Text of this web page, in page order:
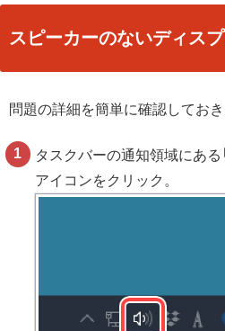
スピーカーのないディス
問題の詳細を簡単に確認しておき
タスクバーの通知領域にある
アイコンをクリック。